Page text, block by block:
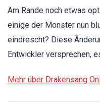
Am Rande noch etwas
einige der Monster nun
eindrescht? Diese
Entwickler versprechen,
Mehr über Drakensang